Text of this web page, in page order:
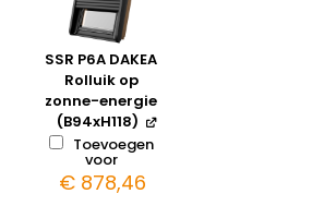
SSR P6A DAKEA
Rolluik op
zonne-energie
(B94xH118)
Toevoegen
voor
€878,46